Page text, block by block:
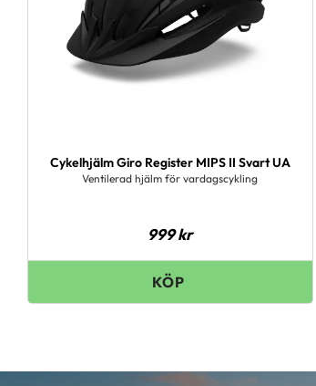
Cykelhjälm Giro Register MIPS II Svart UA
Ventilerad hjälm för vardagscykling
999kr